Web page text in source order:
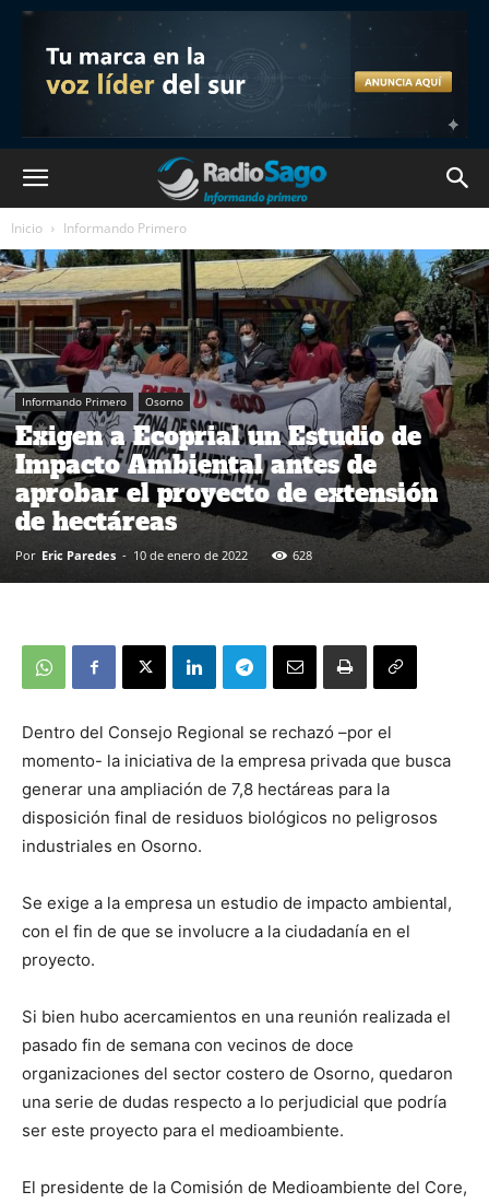
Inicio Informando Primero
Informando Primero Osorno
Exigen a Ecoprial un Estudio de
Impacto Ambiental antes de
aprobar el proyecto de extensión
de hectáreas
Por Eric Paredes - 10 de enero de 2022 628
Dentro del Consejo Regional se rechazó –por el
momento- la iniciativa de la empresa privada que busca
generar una ampliación de 7,8 hectáreas para la
disposición final de residuos biológicos no peligrosos
industriales en Osorno.
Se exige a la empresa un estudio de impacto ambiental,
con el fin de que se involucre a la ciudadanía en el
proyecto.
Si bien hubo acercamientos en una reunión realizada el
pasado fin de semana con vecinos de doce
organizaciones del sector costero de Osorno, quedaron
una serie de dudas respecto a lo perjudicial que podría
ser este proyecto para el medioambiente.
El presidente de la Comisión de Medioambiente del Core,